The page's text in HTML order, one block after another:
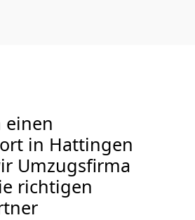
einen
in Hattingen
Umzugsfirma
richtigen